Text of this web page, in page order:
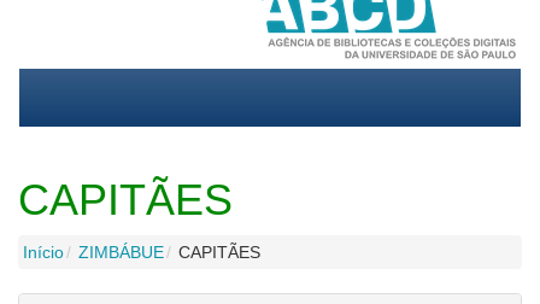
CAPITÃES
Início ZIMBÁBUE CAPITÃES